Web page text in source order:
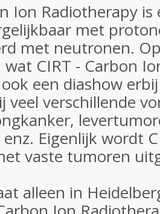
Ion Radiotherapy
met
met neutronen.
CIRT - Carbon
een diashow
veel verschillende
Eigenlijk wordt
vaste tumoren
alleen in